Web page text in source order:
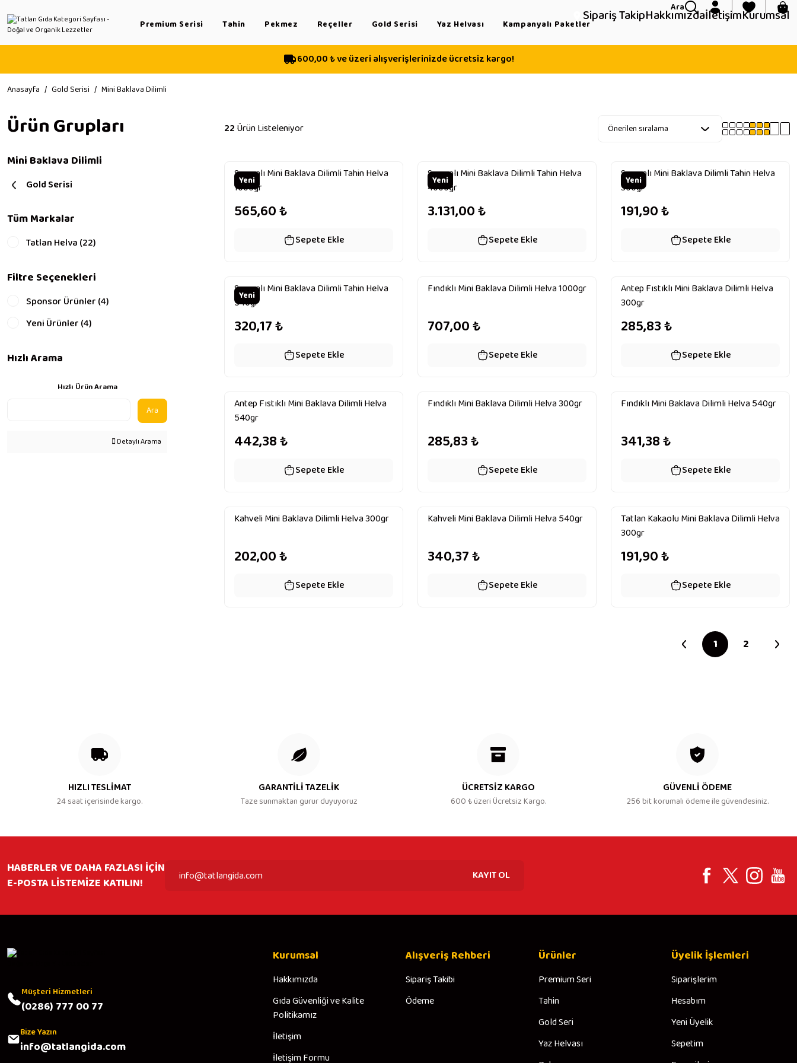
Premium Serisi Tahin Pekmez Reçeller Gold Serisi Yaz Helvası Kampanyalı PaketlerSipariş TakipHakkımızdaİletişimKurumsal
Ara
600,00 ₺ ve üzeri alışverişlerinizde ücretsiz kargo!
Anasayfa Gold Serisi Mini Baklava Dilimli
Ürün Grupları
Mini Baklava Dilimli
Gold Serisi
Tüm Markalar
Tatlan Helva (22)
Filtre Seçenekleri
Sponsor Ürünler (4)
Yeni Ürünler (4)
Hızlı Arama
Hızlı Ürün Arama
Ara
Detaylı Arama
22 Ürün Listeleniyor
Yeni
Susamlı Mini Baklava Dilimli Tahin Helva
1000gr
565,60₺
Sepete Ekle
Yeni
Susamlı Mini Baklava Dilimli Tahin Helva
4000gr
3.131,00₺
Sepete Ekle
Yeni
Susamlı Mini Baklava Dilimli Tahin Helva
300gr
191,90₺
Sepete Ekle
Yeni
Susamlı Mini Baklava Dilimli Tahin Helva
540gr
320,17₺
Sepete Ekle
Fındıklı Mini Baklava Dilimli Helva 1000gr
707,00₺
Sepete Ekle
Antep Fıstıklı Mini Baklava Dilimli Helva
300gr
285,83₺
Sepete Ekle
Antep Fıstıklı Mini Baklava Dilimli Helva
540gr
442,38₺
Sepete Ekle
Fındıklı Mini Baklava Dilimli Helva 300gr
285,83₺
Sepete Ekle
Fındıklı Mini Baklava Dilimli Helva 540gr
341,38₺
Sepete Ekle
Kahveli Mini Baklava Dilimli Helva 300gr
202,00₺
Sepete Ekle
Kahveli Mini Baklava Dilimli Helva 540gr
340,37₺
Sepete Ekle
Tatlan Kakaolu Mini Baklava Dilimli Helva
300gr
191,90₺
Sepete Ekle
1 2
HIZLI TESLİMAT
24 saat içerisinde kargo.
GARANTİLİ TAZELİK
Taze sunmaktan gurur duyuyoruz
ÜCRETSİZ KARGO
600 ₺ üzeri Ücretsiz Kargo.
GÜVENLİ ÖDEME
256 bit korumalı ödeme ile güvendesiniz.
HABERLER VE DAHA FAZLASI İÇİN
E-POSTA LİSTEMİZE KATILIN!
KAYIT OL
Müşteri Hizmetleri
(0286) 777 00 77
Bize Yazın
info@tatlangida.com
Kurumsal
Hakkımızda
Gıda Güvenliği ve Kalite
Politikamız
İletişim
İletişim Formu
Alışveriş Rehberi
Sipariş Takibi
Ödeme
Ürünler
Premium Seri
Tahin
Gold Seri
Yaz Helvası
Üyelik İşlemleri
Siparişlerim
Hesabım
Yeni Üyelik
Sepetim